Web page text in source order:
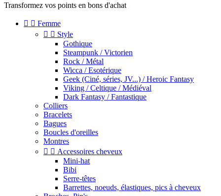
Transformez vos points en bons d'achat
  Femme
  Style
Gothique
Steampunk / Victorien
Rock / Métal
Wicca / Esotérique
Geek (Ciné, séries, JV...) / Heroic Fantasy
Viking / Celtique / Médiéval
Dark Fantasy / Fantastique
Colliers
Bracelets
Bagues
Boucles d'oreilles
Montres
  Accessoires cheveux
Mini-hat
Bibi
Serre-têtes
Barrettes, noeuds, élastiques, pics à cheveux